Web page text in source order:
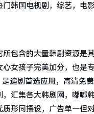
韩国电视剧，综艺，电
包含的大量韩剧资源是
女孩子完美加分，也是
追剧首选应用，高清免
，汇集各大韩剧网，嘟
形同摆设，广告单一但